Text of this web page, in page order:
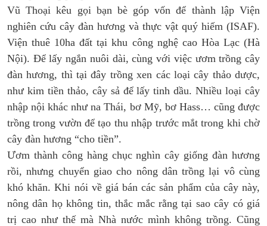
Vũ Thoại kêu gọi bạn bè góp vốn để thành lập Viện
nghiên cứu cây đàn hương và thực vật quý hiếm (ISAF).
Viện thuê 10ha đất tại khu công nghệ cao Hòa Lạc (Hà
Nội). Để lấy ngắn nuôi dài, cùng với việc ươm trồng cây
đàn hương, thì tại đây trồng xen các loại cây thảo dược,
như kim tiền thảo, cây sả để lấy tinh dầu. Nhiều loại cây
nhập nội khác như na Thái, bơ Mỹ, bơ Hass… cũng được
trồng trong vườn để tạo thu nhập trước mắt trong khi chờ
cây đàn hương “cho tiền”.
Ươm thành công hàng chục nghìn cây giống đàn hương
rồi, nhưng chuyển giao cho nông dân trồng lại vô cùng
khó khăn. Khi nói về giá bán các sản phẩm của cây này,
nông dân họ không tin, thắc mắc rằng tại sao cây có giá
trị cao như thế mà Nhà nước mình không trồng. Cũng